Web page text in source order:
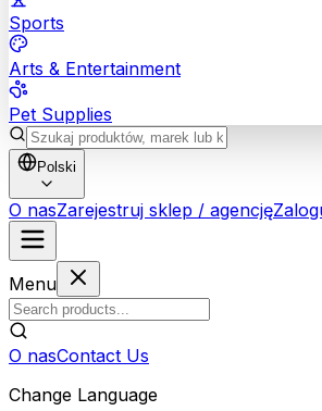
Sports
Arts & Entertainment
Pet Supplies
Polski
O nasZarejestruj sklep / agencję
Menu
O nasContact Us
Change Language